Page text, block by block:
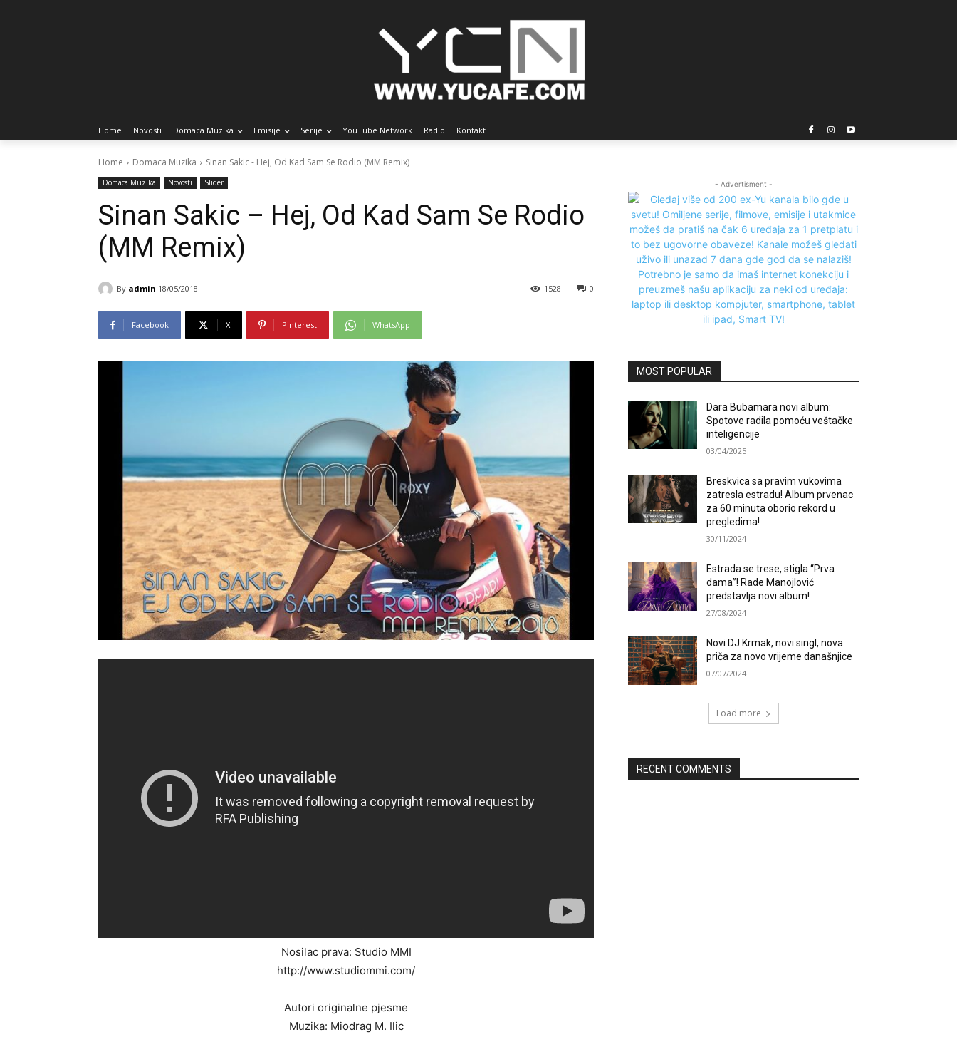
Home Novosti Domaca Muzika Emisije Serije YouTube Network Radio Kontakt
Home Domaca Muzika Sinan Sakic - Hej, Od Kad Sam Se Rodio (MM Remix)
Domaca Muzika Novosti Slider
Sinan Sakic – Hej, Od Kad Sam Se Rodio
(MM Remix)
By admin 18/05/2018 0
1528
Facebook X Pinterest WhatsApp
Nosilac prava: Studio MMI
http://www.studiommi.com/
Autori originalne pjesme
Muzika: Miodrag M. Ilic
- Advertisment -
MOST POPULAR
Dara Bubamara novi album:
Spotove radila pomoću veštačke
inteligencije
03/04/2025
Breskvica sa pravim vukovima
zatresla estradu! Album prvenac
za 60 minuta oborio rekord u
pregledima!
30/11/2024
Estrada se trese, stigla “Prva
dama”! Rade Manojlović
predstavlja novi album!
27/08/2024
Novi DJ Krmak, novi singl, nova
priča za novo vrijeme današnjice
07/07/2024
Load more
RECENT COMMENTS